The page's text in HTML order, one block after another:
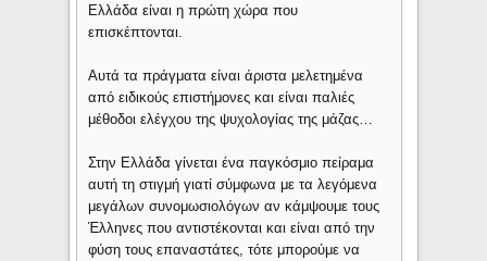
Ελλάδα είναι η πρώτη χώρα που
επισκέπτονται.
Αυτά τα πράγματα είναι άριστα μελετημένα
από ειδικούς επιστήμονες και είναι παλιές
μέθοδοι ελέγχου της ψυχολογίας της μάζας…
Στην Ελλάδα γίνεται ένα παγκόσμιο πείραμα
αυτή τη στιγμή γιατί σύμφωνα με τα λεγόμενα
μεγάλων συνομωσιολόγων αν κάμψουμε τους
Έλληνες που αντιστέκονται και είναι από την
φύση τους επαναστάτες, τότε μπορούμε να